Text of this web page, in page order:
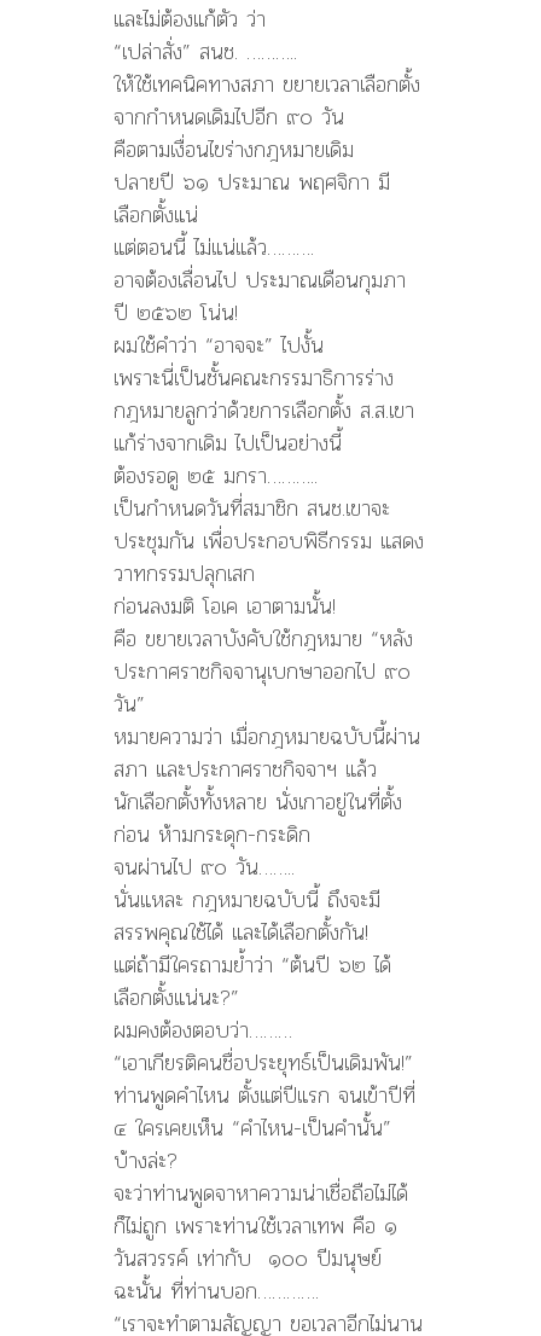
และไม่ต้องแก้ตัว ว่า
“เปล่าสั่ง” สนช. ………..
ให้ใช้เทคนิคทางสภา ขยายเวลาเลือกตั้ง
จากกำหนดเดิมไปอีก ๙๐ วัน
คือตามเงื่อนไขร่างกฎหมายเดิม
ปลายปี ๖๑ ประมาณ พฤศจิกา มี
เลือกตั้งแน่
แต่ตอนนี้ ไม่แน่แล้ว……….
อาจต้องเลื่อนไป ประมาณเดือนกุมภา
ปี ๒๕๖๒ โน่น!
ผมใช้คำว่า “อาจจะ” ไปงั้น
เพราะนี่เป็นชั้นคณะกรรมาธิการร่าง
กฎหมายลูกว่าด้วยการเลือกตั้ง ส.ส.เขา
แก้ร่างจากเดิม ไปเป็นอย่างนี้
ต้องรอดู ๒๕ มกรา………..
เป็นกำหนดวันที่สมาชิก สนช.เขาจะ
ประชุมกัน เพื่อประกอบพิธีกรรม แสดง
วาทกรรมปลุกเสก
ก่อนลงมติ โอเค เอาตามนั้น!
คือ ขยายเวลาบังคับใช้กฎหมาย “หลัง
ประกาศราชกิจจานุเบกษาออกไป ๙๐
วัน”
หมายความว่า เมื่อกฎหมายฉบับนี้ผ่าน
สภา และประกาศราชกิจจาฯ แล้ว
นักเลือกตั้งทั้งหลาย นั่งเกาอยู่ในที่ตั้ง
ก่อน ห้ามกระดุก-กระดิก
จนผ่านไป ๙๐ วัน……..
นั่นแหละ กฎหมายฉบับนี้ ถึงจะมี
สรรพคุณใช้ได้ และได้เลือกตั้งกัน!
แต่ถ้ามีใครถามย้ำว่า “ต้นปี ๖๒ ได้
เลือกตั้งแน่นะ?”
ผมคงต้องตอบว่า………
“เอาเกียรติคนชื่อประยุทธ์เป็นเดิมพัน!”
ท่านพูดคำไหน ตั้งแต่ปีแรก จนเข้าปีที่
๔ ใครเคยเห็น “คำไหน-เป็นคำนั้น”
บ้างล่ะ?
จะว่าท่านพูดจาหาความน่าเชื่อถือไม่ได้
ก็ไม่ถูก เพราะท่านใช้เวลาเทพ คือ ๑
วันสวรรค์ เท่ากับ ๑๐๐ ปีมนุษย์
ฉะนั้น ที่ท่านบอก………….
“เราจะทำตามสัญญา ขอเวลาอีกไม่นาน